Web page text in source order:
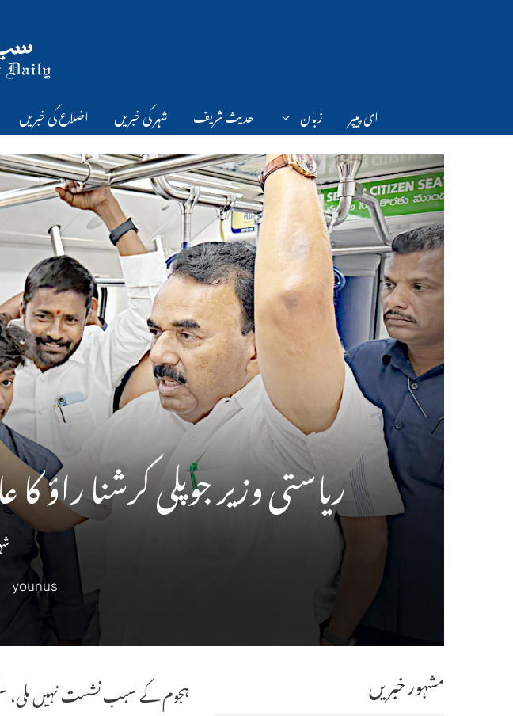
ای پیپر زبان حدیث شریف شہر کی خبریں اضلاع کی خبریں
ریاستی وزیر جوپلی کرشنا راؤ
younus
ہجوم کے سبب نشست نہیں ملی،
مشہور خبریں